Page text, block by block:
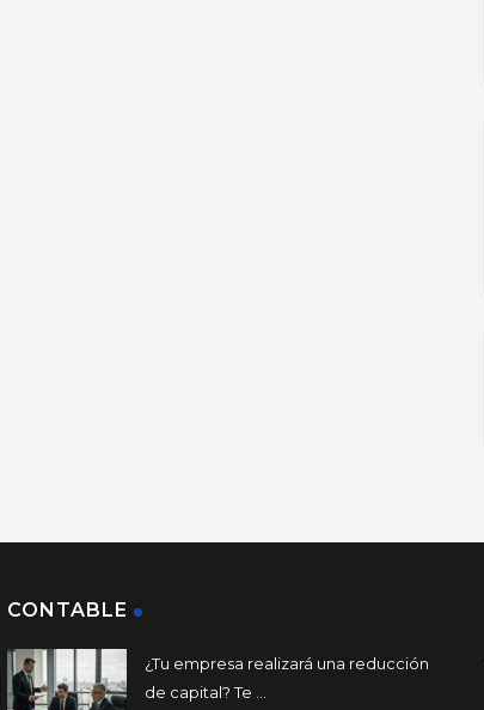
CONTABLE
¿Tu empresa realizará una reducción
de capital? Te ...